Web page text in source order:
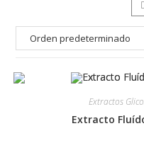
Extractos
Extracto